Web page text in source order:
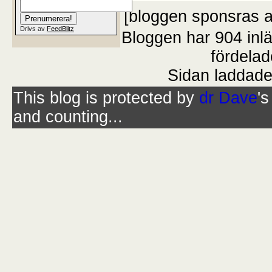
[bloggen sponsras
Drivs av FeedBlitz
Bloggen har 904
Sidan
This blog is protected by dr Dave
and counting...